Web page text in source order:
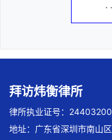
·
拜访炜衡律所
律所执业证号：
地址：广东省深圳市南山